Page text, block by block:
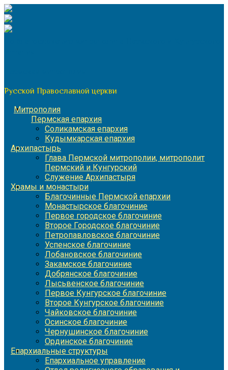
Перейти
к
содержимому
Русской Православной церкви
Митрополия
Пермская епархия
Соликамская епархия
Кудымкарская епархия
Архипастырь
Глава Пермской митрополии, митрополит
Пермский и Кунгурский
Служение Архипастыря
Храмы и монастыри
Благочинные Пермской епархии
Монастырское благочиние
Первое городское благочиние
Второе Городское благочиние
Петропавловское благочиние
Успенское благочиние
Лобановское благочиние
Закамское благочиние
Добрянское благочиние
Лысьвенское благочиние
Первое Кунгурское благочиние
Второе Кунгурское благочиние
Чайковское благочиние
Осинское благочиние
Чернушинское благочиние
Ординское благочиние
Епархиальные структуры
Епархиальное управление